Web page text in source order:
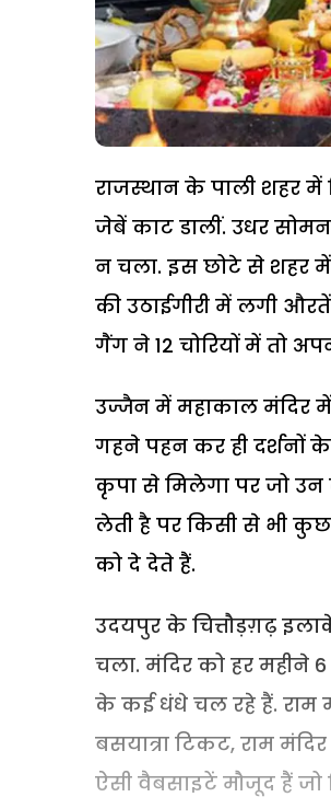
राजस्थान के पाली शहर में
जेबें काट डालीं. उधर
न चला. इस छोटे से शहर में
की उठाईगीरी में लगी
गैंग ने 12 चोरियों में तो
उज्जैन में महाकाल मंदिर
गहने पहन कर ही दर्शनों
कृपा से मिलेगा पर जो
लेती है पर किसी से भी कुछ
को दे देते हैं.
उदयपुर के चित्तौड़ग़ढ़
चला. मंदिर को हर महीने
के कई धंधे चल रहे हैं. राम
बसयात्रा टिकट, राम
ऐसी वैबसाइटें मौजूद हैं